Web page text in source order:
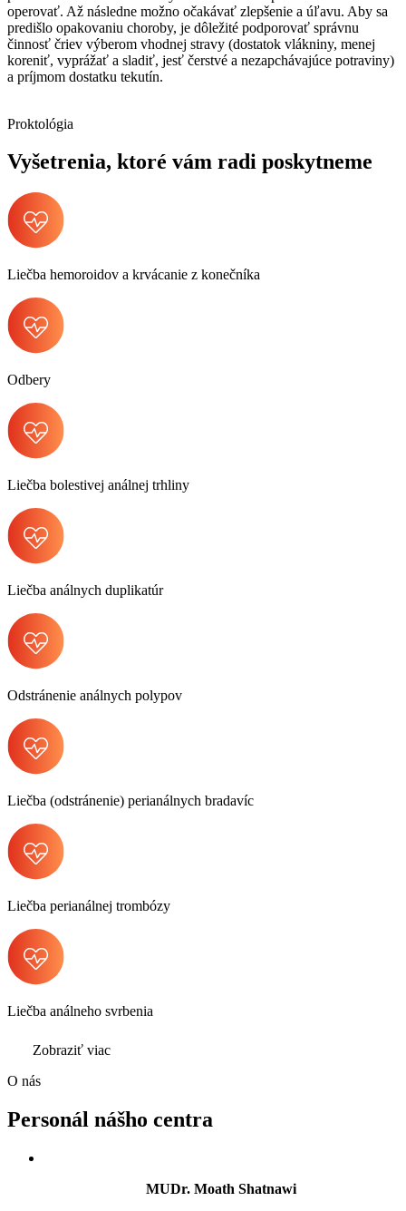
operovať. Až následne možno očakávať zlepšenie a úľavu. Aby sa
predišlo opakovaniu choroby, je dôležité podporovať správnu
činnosť čriev výberom vhodnej stravy (dostatok vlákniny, menej
koreniť, vyprážať a sladiť, jesť čerstvé a nezapchávajúce potraviny)
a príjmom dostatku tekutín.
Proktológia
Vyšetrenia, ktoré vám radi poskytneme
Liečba hemoroidov a krvácanie z konečníka
Odbery
Liečba bolestivej análnej trhliny
Liečba análnych duplikatúr
Odstránenie análnych polypov
Liečba (odstránenie) perianálnych bradavíc
Liečba perianálnej trombózy
Liečba análneho svrbenia
Zobraziť viac
O nás
Personál nášho centra
MUDr. Moath Shatnawi